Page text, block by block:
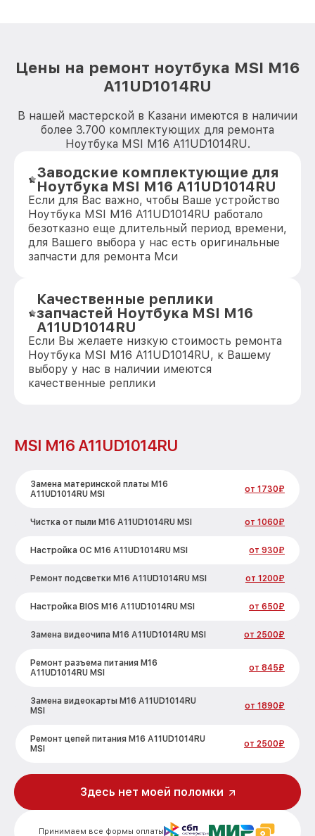
Цены на ремонт ноутбука MSI M16
A11UD1014RU
В нашей мастерской в Казани имеются в наличии
более 3.700 комплектующих для ремонта
Ноутбука MSI M16 A11UD1014RU.
Заводские комплектующие для
Ноутбука MSI M16 A11UD1014RU
Если для Вас важно, чтобы Ваше устройство
Ноутбука MSI M16 A11UD1014RU работало
безотказно еще длительный период времени,
для Вашего выбора у нас есть оригинальные
запчасти для ремонта Мси
Качественные реплики
запчастей Ноутбука MSI M16
A11UD1014RU
Если Вы желаете низкую стоимость ремонта
Ноутбука MSI M16 A11UD1014RU, к Вашему
выбору у нас в наличии имеются
качественные реплики
MSI M16 A11UD1014RU
Замена материнской платы M16
A11UD1014RU MSI
от 1730₽
Чистка от пыли M16 A11UD1014RU MSI от 1060₽
Настройка ОС M16 A11UD1014RU MSI от 930₽
Ремонт подсветки M16 A11UD1014RU MSI от 1200₽
Настройка BIOS M16 A11UD1014RU MSI от 650₽
Замена видеочипа M16 A11UD1014RU MSI от 2500₽
Ремонт разъема питания M16
A11UD1014RU MSI
от 845₽
Замена видеокарты M16 A11UD1014RU
MSI
от 1890₽
Ремонт цепей питания M16 A11UD1014RU
MSI
от 2500₽
Замена жесткого диска M16
A11UD1014RU MSI
Принимаем все формы оплаты
Здесь нет моей поломки